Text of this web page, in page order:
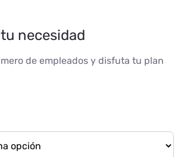
necesidad
de empleados y disfuta tu plan